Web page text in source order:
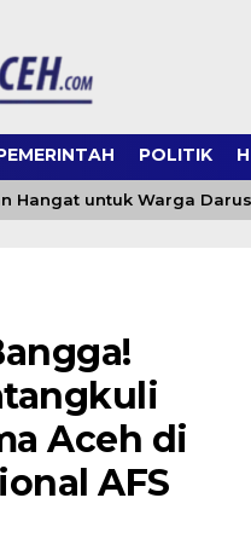
POLITIK
Hangat untuk Warga
Aceh di
AFS